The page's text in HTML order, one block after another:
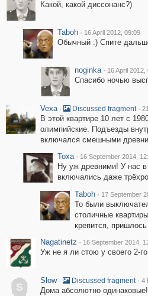
Какой, какой диссонанс?)
Taboh · 16 April 2012, 09:09
Обычный :) Спите
noginka · 16 April 2012,
Спасибо ночью
Vexa · Discussed fragment ·
В этой квартире 10 лет с
олимпийские. Подъезды
включался смешными
Toxa · 16 September 2014,
Ну уж древними! У нас
включались даже
Taboh · 17 September
То были
столичные
крепится,
Nagatinetz · 16 September 2014,
Уж не я ли стою у своего 2-
S
Slow · Discussed fragment · 4
Дома абсолютно